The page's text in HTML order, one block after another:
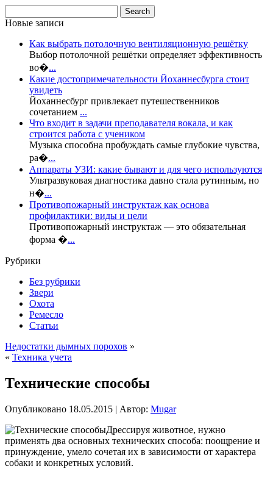
Новые записи
Как выбрать потолочную вентиляционную решётку
Выбор потолочной решётки определяет эффективность
во�...
Какие достопримечательности Йоханнесбурга стоит
увидеть
Йоханнесбург привлекает путешественников
сочетанием ...
Что входит в задачи преподавателя вокала, и как
строится работа с учеником
Музыка способна пробуждать самые глубокие чувства,
ра�...
Аппараты УЗИ: какие бывают и для чего используются
Ультразвуковая диагностика давно стала рутинным, но
н�...
Противопожарный инструктаж как основа
профилактики: виды и цели
Противопожарный инструктаж — это обязательная
форма �...
Рубрики
Без рубрики
Звери
Охота
Ремесло
Статьи
Недостатки дымных порохов »
« Техника учета
Технические способы
Опубликовано 18.05.2015 | Автор: Mugar
Дрессируя животное, нужно
применять два основных технических способа: поощрение и
принуждение, умело сочетая их в зависимости от характера
собаки и конкретных условий.